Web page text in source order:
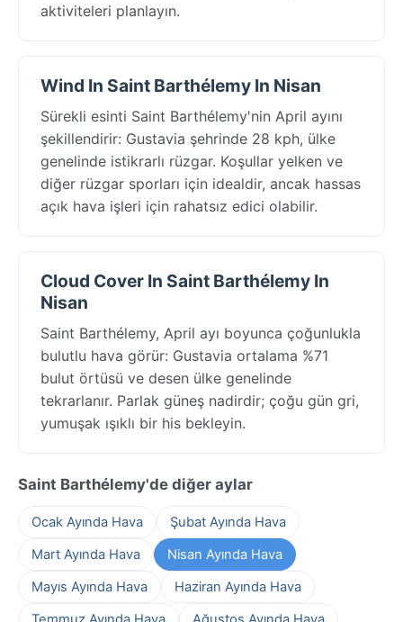
aktiviteleri planlayın.
Wind In Saint Barthélemy In Nisan
Sürekli esinti Saint Barthélemy'nin April ayını
şekillendirir: Gustavia şehrinde 28 kph, ülke
genelinde istikrarlı rüzgar. Koşullar yelken ve
diğer rüzgar sporları için idealdir, ancak hassas
açık hava işleri için rahatsız edici olabilir.
Cloud Cover In Saint Barthélemy In
Nisan
Saint Barthélemy, April ayı boyunca çoğunlukla
bulutlu hava görür: Gustavia ortalama %71
bulut örtüsü ve desen ülke genelinde
tekrarlanır. Parlak güneş nadirdir; çoğu gün gri,
yumuşak ışıklı bir his bekleyin.
Saint Barthélemy'de diğer aylar
Ocak Ayında Hava
Şubat Ayında Hava
Mart Ayında Hava
Nisan Ayında Hava
Mayıs Ayında Hava
Haziran Ayında Hava